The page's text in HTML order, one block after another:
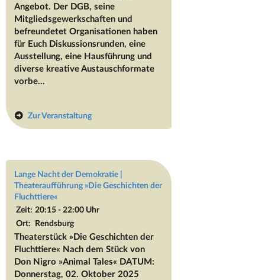
Angebot. Der DGB, seine
Mitgliedsgewerkschaften und
befreundetet Organisationen haben
für Euch Diskussionsrunden, eine
Ausstellung, eine Hausführung und
diverse kreative Austauschformate
vorbe...
Zur Veranstaltung
Lange Nacht der Demokratie |
Theateraufführung »Die Geschichten der
Fluchttiere«
Zeit: 20:15 - 22:00 Uhr
Ort: Rendsburg
Theaterstück »Die Geschichten der
Fluchttiere« Nach dem Stück von
Don Nigro »Animal Tales« DATUM:
Donnerstag, 02. Oktober 2025